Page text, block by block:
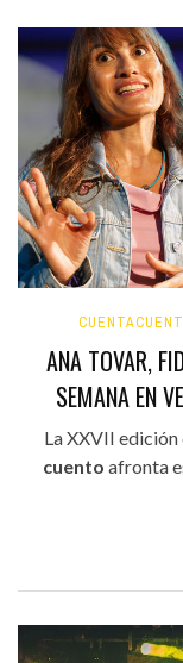
ANA TOVAR,
SEMANA EN
La XXVII edición
cuento afronta